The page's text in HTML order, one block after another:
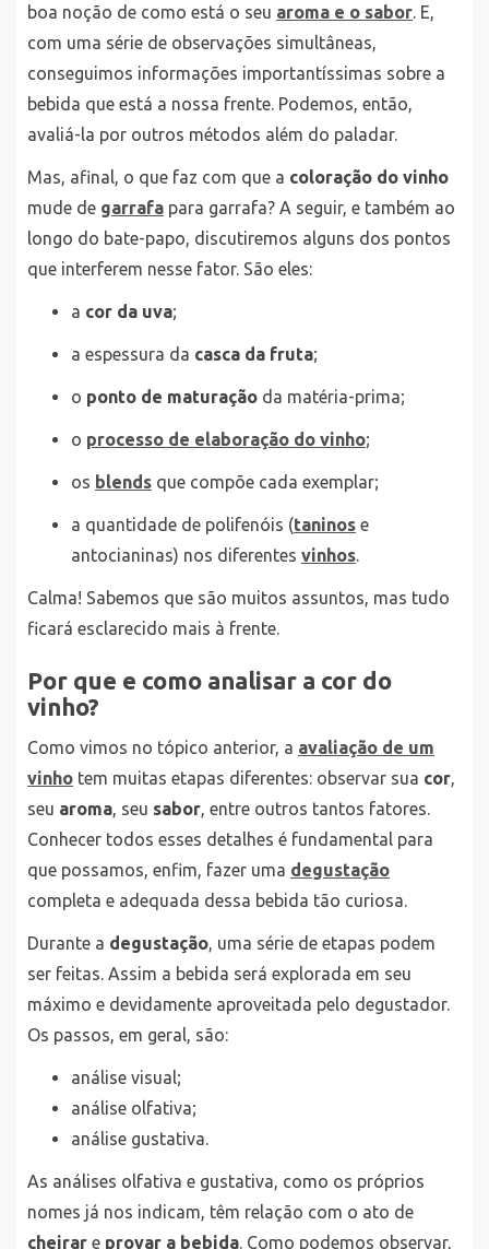
boa noção de como está o seu aroma e o sabor. E,
com uma série de observações simultâneas,
conseguimos informações importantíssimas sobre a
bebida que está a nossa frente. Podemos, então,
avaliá-la por outros métodos além do paladar.
Mas, afinal, o que faz com que a coloração do vinho
mude de garrafa para garrafa? A seguir, e também ao
longo do bate-papo, discutiremos alguns dos pontos
que interferem nesse fator. São eles:
a cor da uva;
a espessura da casca da fruta;
o ponto de maturação da matéria-prima;
o processo de elaboração do vinho;
os blends que compõe cada exemplar;
a quantidade de polifenóis (taninos e
antocianinas) nos diferentes vinhos.
Calma! Sabemos que são muitos assuntos, mas tudo
ficará esclarecido mais à frente.
Por que e como analisar a cor do
vinho?
Como vimos no tópico anterior, a avaliação de um
vinho tem muitas etapas diferentes: observar sua cor,
seu aroma, seu sabor, entre outros tantos fatores.
Conhecer todos esses detalhes é fundamental para
que possamos, enfim, fazer uma degustação
completa e adequada dessa bebida tão curiosa.
Durante a degustação, uma série de etapas podem
ser feitas. Assim a bebida será explorada em seu
máximo e devidamente aproveitada pelo degustador.
Os passos, em geral, são:
análise visual;
análise olfativa;
análise gustativa.
As análises olfativa e gustativa, como os próprios
nomes já nos indicam, têm relação com o ato de
cheirar e provar a bebida. Como podemos observar,